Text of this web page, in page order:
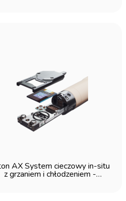
AX System cieczowy in-situ
z grzaniem i chłodzeniem -